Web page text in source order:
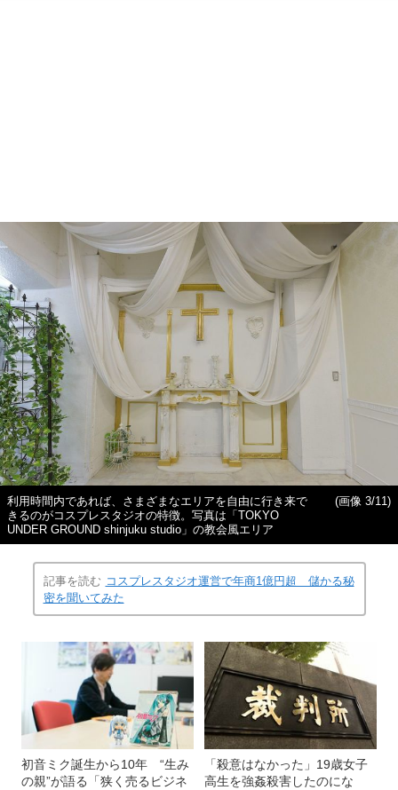
利用時間内であれば、さまざまなエリアを自由に行き来で
きるのがコスプレスタジオの特徴。写真は「TOKYO
UNDER GROUND shinjuku studio」の教会風エリア
(画像 3/11)
記事を読む コスプレスタジオ運営で年商1億円超 儲かる秘
密を聞いてみた
初音ミク誕生から10年 “生み
の親”が語る「狭く売るビジネ
「殺意はなかった」19歳女子
高生を強姦殺害したのにな